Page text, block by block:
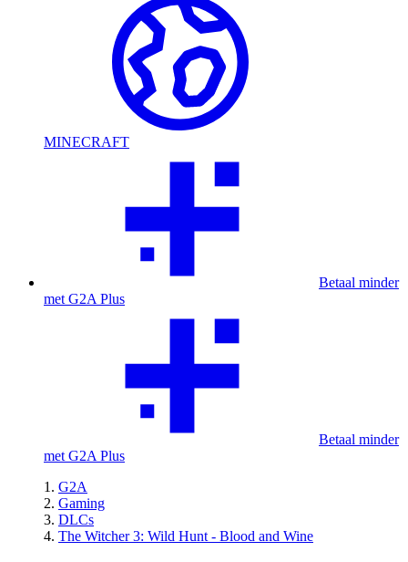
MINECRAFT
Betaal minder
met G2A Plus
Betaal minder
met G2A Plus
G2A
Gaming
DLCs
The Witcher 3: Wild Hunt - Blood and Wine